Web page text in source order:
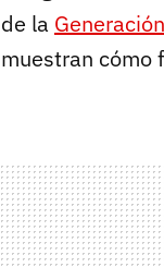
de la
muestran cómo